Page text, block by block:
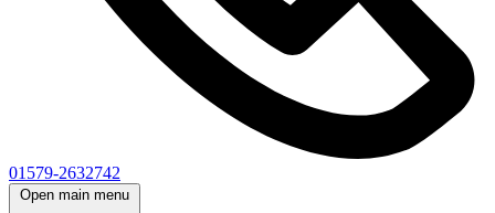
01579-2632742
Open main menu